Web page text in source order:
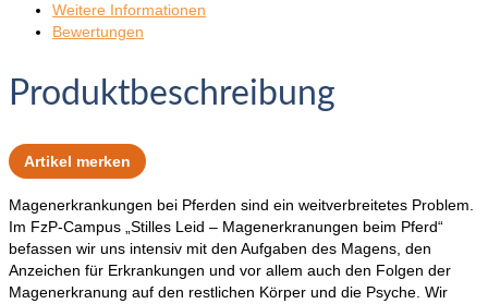
Weitere Informationen
Bewertungen
Produktbeschreibung
Artikel merken
Magenerkrankungen bei Pferden sind ein weitverbreitetes Problem.
Im FzP-Campus „Stilles Leid – Magenerkranungen beim Pferd“
befassen wir uns intensiv mit den Aufgaben des Magens, den
Anzeichen für Erkrankungen und vor allem auch den Folgen der
Magenerkranung auf den restlichen Körper und die Psyche. Wir